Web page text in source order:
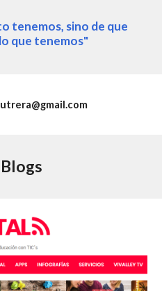
tenemos, sino de que
que tenemos"